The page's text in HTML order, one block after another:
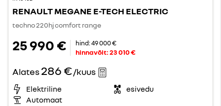
RENAULT MEGANE E-TECH ELECTRIC
techno 220hj comfort range
25 990 € hind:49 000 €
hinnavõit:23 010 €
Alates286 €/kuus
Elektriline
esivedu
Automaat